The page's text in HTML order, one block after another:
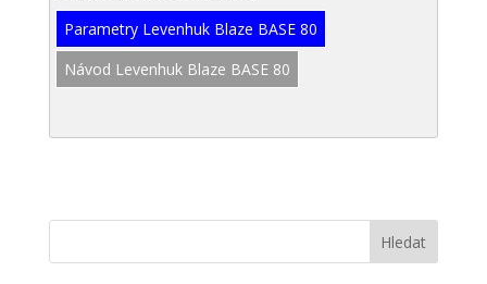
Parametry Levenhuk Blaze BASE 80
Návod Levenhuk Blaze BASE 80